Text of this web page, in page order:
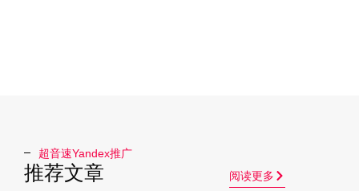
超音速Yandex推广​
推荐文章 阅读更多